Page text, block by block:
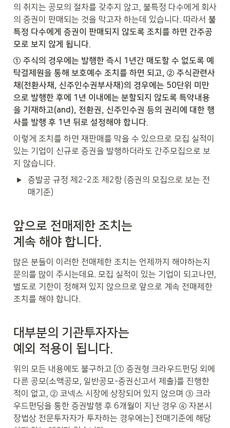
의 취지는 공모의 절차를 갖추지 않고, 불특정 다수에게 회사
의 증권이 판매되는 것을 막고자 하는데 있습니다. 따라서 불
특정 다수에게 증권이 판매되지 않도록 조치를 하면 간주공
모로 보지 않게 됩니다.
① 주식의 경우에는 발행한 즉시 1년간 매도할 수 없도록 예
탁결제원을 통해 보호예수 조치를 하면 되고, ② 주식관련사
채(전환사채, 신주인수권부사채)의 경우에는 50단위 미만
으로 발행한 후에 1년 이내에는 분할되지 않도록 특약내용
을 기재하고(and), 전환권, 신주인수권 등의 권리에 대한 행
사를 발행 후 1년 뒤로 설정해야 합니다.
이렇게 조치를 하면 재판매를 막을 수 있으므로 모집 실적이
있는 기업이 신규로 증권을 발행하더라도 간주모집으로 보
지 않습니다.
증발공 규정 제2-2조 제2항 (증권의 모집으로 보는 전
매기준)
앞으로 전매제한 조치는
계속 해야 합니다.
많은 분들이 이러한 전매제한 조치는 언제까지 해야하는지
문의를 많이 주시는데요. 모집 실적이 있는 기업이 되고나면,
별도로 기한이 정해져 있지 않으므로 앞으로 계속 전매제한
조치를 해야 합니다.
대부분의 기관투자자는
예외 적용이 됩니다.
위의 모든 내용에도 불구하고 [① 증권형 크라우드펀딩 외에
다른 공모(소액공모, 일반공모-증권신고서 제출)를 진행한
적이 없고, ② 코넥스 시장에 상장되어 있지 않으며 ③ 크라
우드펀딩을 통한 증권발행 후 6개월이 지난 경우 ④ 자본시
장법상 전문투자자가 투자하는 경우에는] 전매기준에 해당